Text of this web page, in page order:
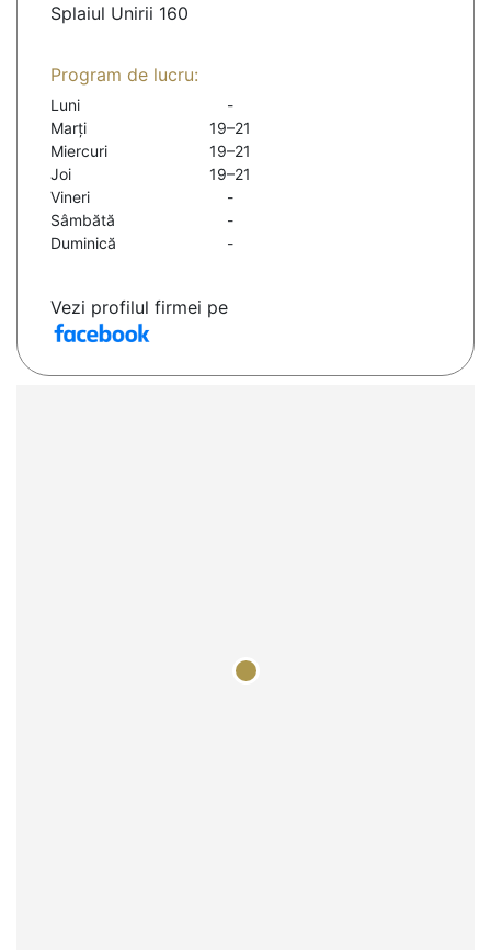
Splaiul Unirii 160
Program de lucru:
Luni
-
Marți
19–21
Miercuri
19–21
Joi
19–21
Vineri
-
Sâmbătă
-
Duminică
-
Vezi profilul firmei pe